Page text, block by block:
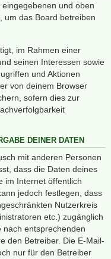
und oben
um das Board betreiben
im Rahmen einer
seinen Interessen sowie
und Aktionen
von deinem Browser
sofern dies zur
DEINER DATEN
mit anderen Personen
dass die Daten deines
im Internet öffentlich
jedoch festlegen, dass
Nutzerkreis
etc.) zugänglich
entsprechenden
den Betreiber. Die E-Mail-
nur für den Betreiber